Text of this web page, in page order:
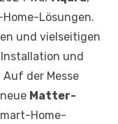
Lösungen.
und vielseitigen
und
der Messe
Matter-
Home-